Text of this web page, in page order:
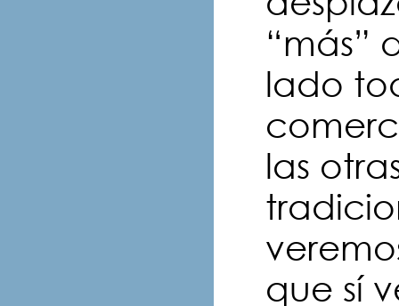
“más”
lado
las
que sí